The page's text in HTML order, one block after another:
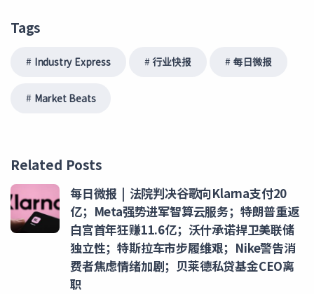
Tags
Industry Express 行业快报 每日微报
Market Beats
Related Posts
每日微报 | 法院判决谷歌向Klarna支付20
亿；Meta强势进军智算云服务；特朗普重返
白宫首年狂赚11.6亿；沃什承诺捍卫美联储
独立性；特斯拉车市步履维艰；Nike警告消
费者焦虑情绪加剧；贝莱德私贷基金CEO离
职